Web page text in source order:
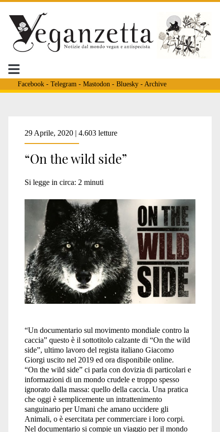
Facebook- Telegram - Mastodon - Bluesky- Archive
Tag:
<span>associazioni
abolizioniste</span>
29 Aprile, 2020 | 4.603 letture
“On the wild side”
Si legge in circa: 2 minuti
“Un documentario sul movimento mondiale contro la
caccia” questo è il sottotitolo calzante di “On the wild
side”, ultimo lavoro del regista italiano Giacomo
Giorgi uscito nel 2019 ed ora disponibile online.
“On the wild side” ci parla con dovizia di particolari e
informazioni di un mondo crudele e troppo spesso
ignorato dalla massa: quello della caccia. Una pratica
che oggi è semplicemente un intrattenimento
sanguinario per Umani che amano uccidere gli
Animali, o è esercitata per commerciare i loro corpi.
Nel documentario si compie un viaggio per il mondo